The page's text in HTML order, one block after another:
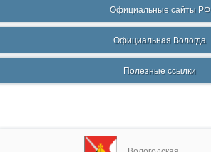
Официальные сайты РФ
Официальная Вологда
Полезные ссылки